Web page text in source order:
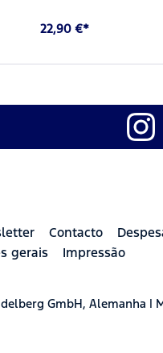
22,90 €*
Contacto
gerais Impressão
GmbH, Alemanha